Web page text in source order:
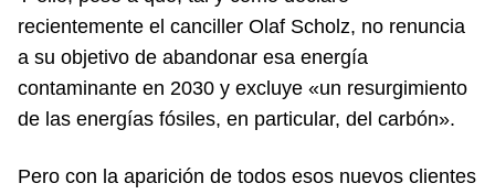
recientemente el canciller Olaf Scholz, no renuncia
a su objetivo de abandonar esa energía
contaminante en 2030 y excluye «un resurgimiento
de las energías fósiles, en particular, del carbón».
Pero con la aparición de todos esos nuevos clientes